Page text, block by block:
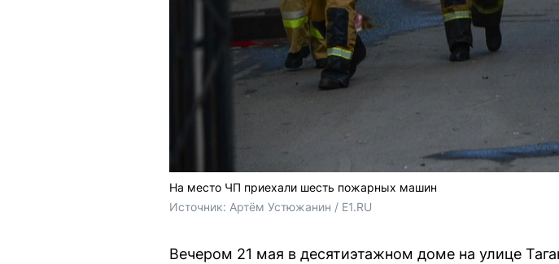
На место ЧП приехали шесть пожарных машин
Источник: Артём Устюжанин / E1.RU
Вечером 21 мая в десятиэтажном доме на улице